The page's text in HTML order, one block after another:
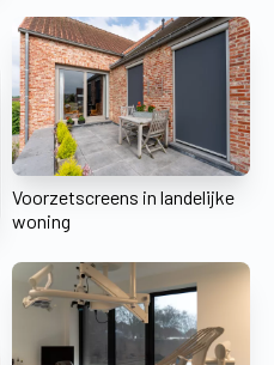
Voorzetscreens in landelijke
woning